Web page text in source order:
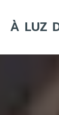
content
À LUZ